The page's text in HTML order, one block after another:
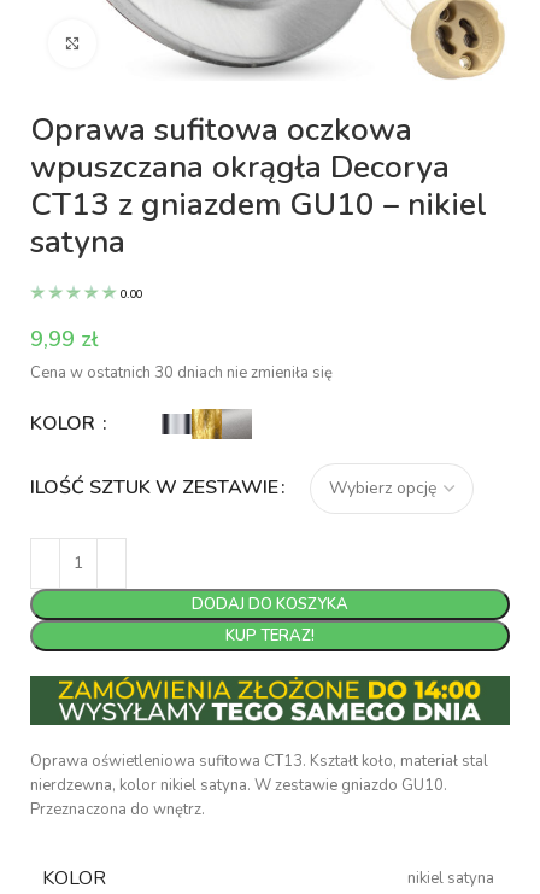
Kliknij aby powiększyć
Oprawa sufitowa oczkowa
wpuszczana okrągła Decorya
CT13 z gniazdem GU10 – nikiel
satyna
0.00
zł
Cena w ostatnich 30 dniach nie zmieniła się
KOLOR
ILOŚĆ SZTUK W ZESTAWIE
DODAJ DO KOSZYKA
KUP TERAZ!
Oprawa oświetleniowa sufitowa CT13. Kształt koło, materiał stal
nierdzewna, kolor nikiel satyna. W zestawie gniazdo GU10.
Przeznaczona do wnętrz.
KOLOR nikiel satyna